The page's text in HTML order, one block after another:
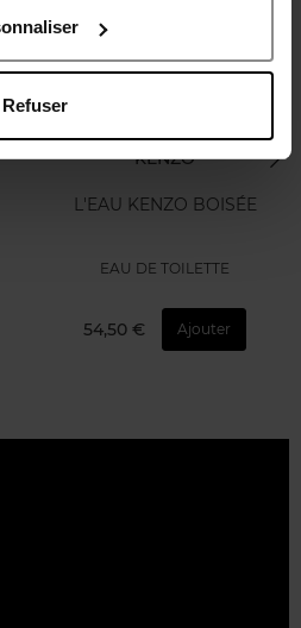
Refuser
KENZO
L'EAU KENZO BOISÉE
EAU DE TOILETTE
54,50 € Ajouter